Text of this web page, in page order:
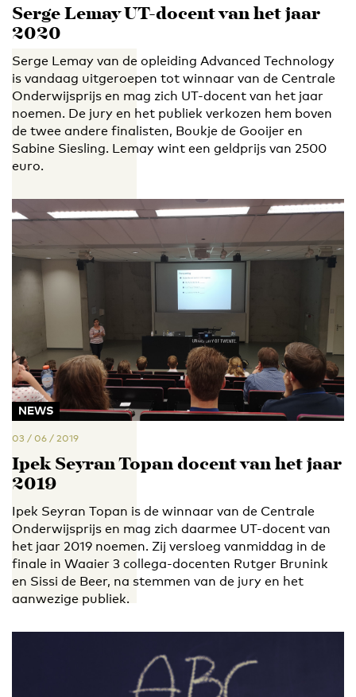
Serge Lemay UT-docent van het jaar
2020
Serge Lemay van de opleiding Advanced Technology
is vandaag uitgeroepen tot winnaar van de Centrale
Onderwijsprijs en mag zich UT-docent van het jaar
noemen. De jury en het publiek verkozen hem boven
de twee andere finalisten, Boukje de Gooijer en
Sabine Siesling. Lemay wint een geldprijs van 2500
euro.
NEWS
03 / 06 / 2019
Ipek Seyran Topan docent van het jaar
2019
Ipek Seyran Topan is de winnaar van de Centrale
Onderwijsprijs en mag zich daarmee UT-docent van
het jaar 2019 noemen. Zij versloeg vanmiddag in de
finale in Waaier 3 collega-docenten Rutger Brunink
en Sissi de Beer, na stemmen van de jury en het
aanwezige publiek.